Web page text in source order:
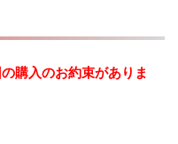
購入のお約束がありま